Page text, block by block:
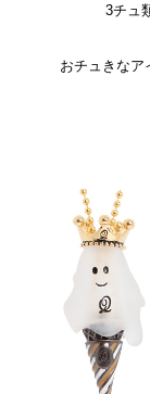
3チュ
おチュきなア